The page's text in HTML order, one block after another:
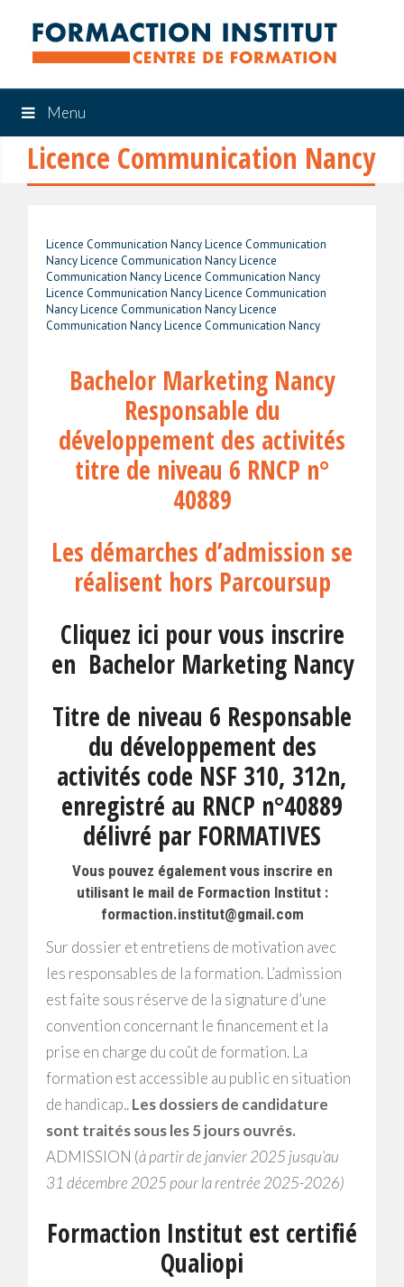
Menu
Licence Communication Nancy
Licence Communication Nancy Licence Communication
Nancy Licence Communication Nancy Licence
Communication Nancy Licence Communication Nancy
Licence Communication Nancy Licence Communication
Nancy Licence Communication Nancy Licence
Communication Nancy Licence Communication Nancy
Bachelor Marketing Nancy
Responsable du
développement des activités
titre de niveau 6 RNCP n°
40889
Les démarches d’admission se
réalisent hors Parcoursup
Cliquez ici pour vous inscrire
en Bachelor Marketing Nancy
Titre de niveau 6 Responsable
du développement des
activités code NSF 310, 312n,
enregistré au RNCP n°40889
délivré par FORMATIVES
Vous pouvez également vous inscrire en
utilisant le mail de Formaction Institut :
formaction.institut@gmail.com
Sur dossier et entretiens de motivation avec
les responsables de la formation. L’admission
est faite sous réserve de la signature d’une
convention concernant le financement et la
prise en charge du coût de formation. La
formation est accessible au public en situation
de handicap..Les dossiers de candidature
sont traités sous les 5 jours ouvrés.
ADMISSION (à partir de janvier 2025 jusqu’au
31 décembre 2025 pour la rentrée 2025-2026)
Formaction Institut est certifié
Qualiopi